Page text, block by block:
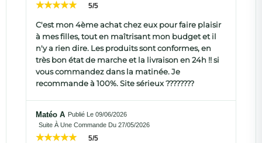
5/5
C'est mon 4ème achat chez eux pour faire plaisir
à mes filles, tout en maîtrisant mon budget et il
n'y a rien dire. Les produits sont conformes, en
très bon état de marche et la livraison en 24h !! si
vous commandez dans la matinée. Je
recommande à 100%. Site sérieux ????????
Matéo A Publié Le 09/06/2026
Suite À Une Commande Du 27/05/2026
5/5